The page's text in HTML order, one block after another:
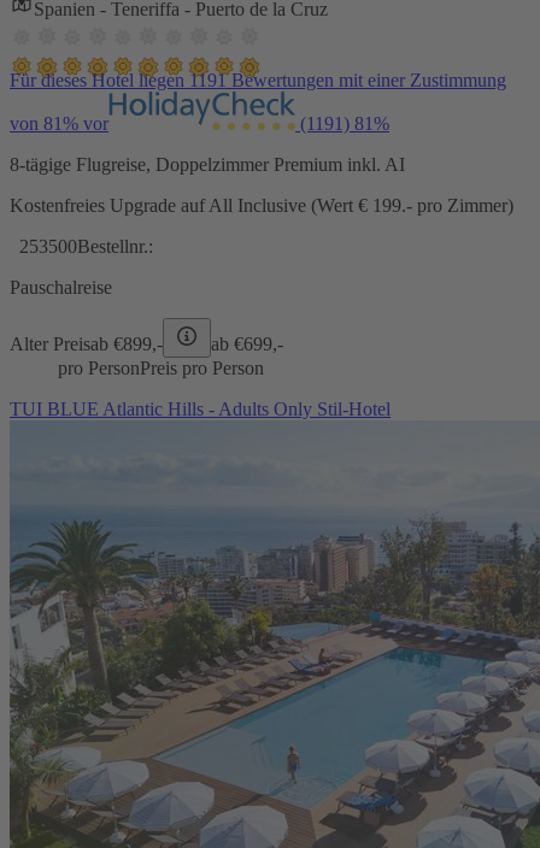
Spanien - Teneriffa - Puerto de la Cruz
Für dieses Hotel liegen 1191 Bewertungen mit einer Zustimmung
von 81% vor (1191) 81%
8-tägige Flugreise, Doppelzimmer Premium inkl. AI
Kostenfreies Upgrade auf All Inclusive (Wert € 199.- pro Zimmer)
253500Bestellnr.:
Pauschalreise
Alter Preisab €899,- ab €699,-
pro PersonPreis pro Person
TUI BLUE Atlantic Hills - Adults Only Stil-Hotel